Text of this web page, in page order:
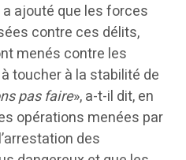
ajouté que les forces
contre ces délits,
menés contre les
toucher à la stabilité de
pas faire», a-t-il dit, en
opérations menées par
des